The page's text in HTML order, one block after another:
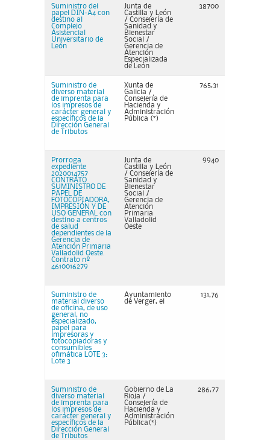
Suministro del
papel DIN-A4 con
destino al
Complejo
Asistencial
Universitario de
León
Junta de
Castilla y León
/ Consejería de
Sanidad y
Bienestar
Social /
Gerencia de
Atención
Especializada
de León
38700
Suministro de
diverso material
de imprenta para
los impresos de
carácter general y
específicos de la
Dirección General
de Tributos
Xunta de
Galicia /
Consejería de
Hacienda y
Administración
Pública (*)
765,31
Prorroga
expediente
2020014757
CONTRATO
SUMINISTRO DE
PAPEL DE
FOTOCOPIADORA,
IMPRESIÓN Y DE
USO GENERAL con
destino a centros
de salud
dependientes de la
Gerencia de
Atención Primaria
Valladolid Oeste.
Contrato nº
4610016279
Junta de
Castilla y León
/ Consejería de
Sanidad y
Bienestar
Social /
Gerencia de
Atención
Primaria
Valladolid
Oeste
9940
Suministro de
material diverso
de oficina, de uso
general, no
especializado,
papel para
impresoras y
fotocopiadoras y
consumibles
ofimática LOTE 3:
Lote 3
Ayuntamiento
de Verger, el
131,76
Suministro de
diverso material
de imprenta para
los impresos de
carácter general y
específicos de la
Dirección General
de Tributos
Gobierno de La
Rioja /
Consejería de
Hacienda y
Administración
Pública(*)
286,77